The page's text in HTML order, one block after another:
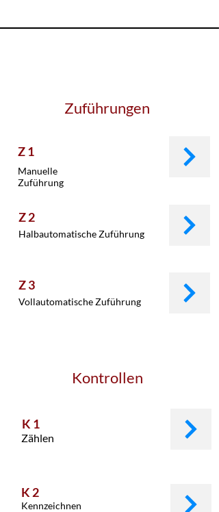
Zuführungen
Z 1
Manuelle
Zuführung
Z 2
Halbautomatische Zuführung
Z 3
Vollautomatische Zuführung
Kontrollen
K 1
Zählen
K 2
Kennzeichnen